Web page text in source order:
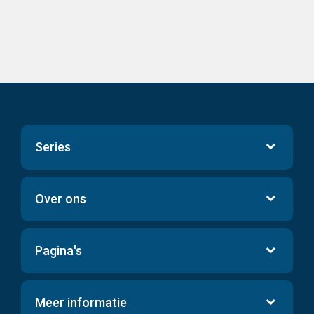
Series
Over ons
Pagina's
Meer informatie